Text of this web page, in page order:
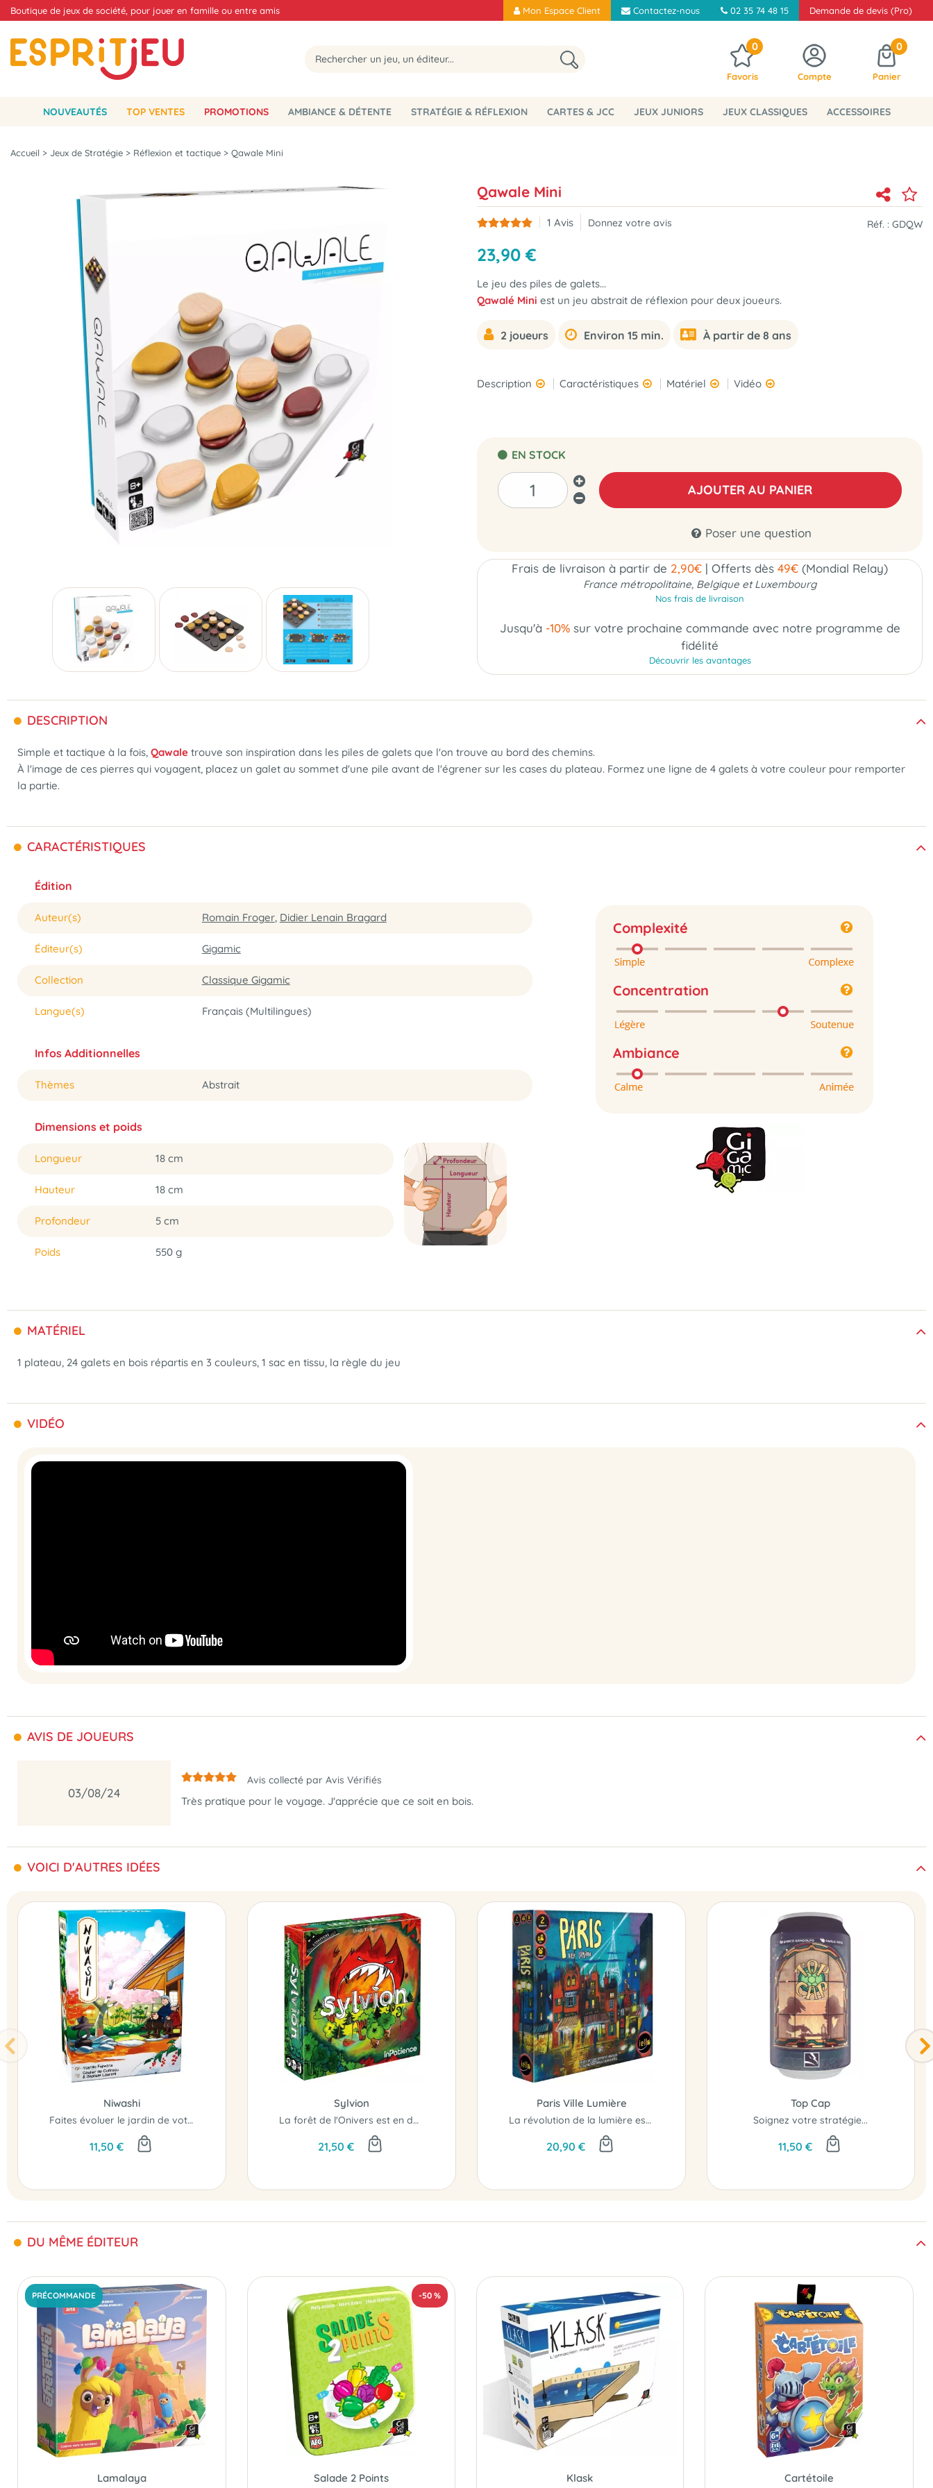
Boutique de jeux de société, pour jouer en famille ou entre amis Mon Espace Client Contactez-nous 02 35 74 48 15 Demande de devis (Pro)
0
Favoris Compte
0
Panier
NOUVEAUTÉS TOP VENTES PROMOTIONS AMBIANCE & DÉTENTE STRATÉGIE & RÉFLEXION CARTES & JCC JEUX JUNIORS JEUX CLASSIQUES ACCESSOIRES
Accueil > Jeux de Stratégie > Réflexion et tactique > Qawale Mini
Qawale Mini
1 Avis Donnez votre avis Réf. : GDQW
23,90 €
Le jeu des piles de galets...
Qawalé Mini est un jeu abstrait de réflexion pour deux joueurs.
2 joueurs Environ 15 min. À partir de 8 ans
Description Caractéristiques Matériel Vidéo
EN STOCK
AJOUTER AU PANIER
Poser une question
Frais de livraison à partir de 2,90€ | Offerts dès 49€ (Mondial Relay)
France métropolitaine, Belgique et Luxembourg
Nos frais de livraison
Jusqu'à -10%sur votre prochaine commande avec notre programme de
fidélité
Découvrir les avantages
DESCRIPTION
Simple et tactique à la fois, Qawale trouve son inspiration dans les piles de galets que l'on trouve au bord des chemins.
À l'image de ces pierres qui voyagent, placez un galet au sommet d'une pile avant de l'égrener sur les cases du plateau. Formez une ligne de 4 galets à votre couleur pour remporter
la partie.
CARACTÉRISTIQUES
Édition
Auteur(s) Romain Froger, Didier Lenain Bragard
Éditeur(s) Gigamic
Collection Classique Gigamic
Langue(s) Français (Multilingues)
Infos Additionnelles
Thèmes Abstrait
Dimensions et poids
Longueur 18 cm
Hauteur 18 cm
Profondeur 5 cm
Poids 550 g
Complexité
Concentration
Ambiance
MATÉRIEL
1 plateau, 24 galets en bois répartis en 3 couleurs, 1 sac en tissu, la règle du jeu
VIDÉO
AVIS DE JOUEURS
03/08/24
Avis collecté par Avis Vérifiés
Très pratique pour le voyage. J'apprécie que ce soit en bois.
VOICI D'AUTRES IDÉES
Niwashi
Faites évoluer le jardin de votre temple au fil des saisons...
11,50 €
Sylvion
La forêt de l'Onivers est en danger!
21,50 €
Paris Ville Lumière
La révolution de la lumière est en marche sur Paris...
20,90 €
Top Cap
Soignez votre stratégie...
11,50 €
DU MÊME ÉDITEUR
PRÉCOMMANDE
Lamalaya
-50 %
Salade 2 Points Klask Cartétoile